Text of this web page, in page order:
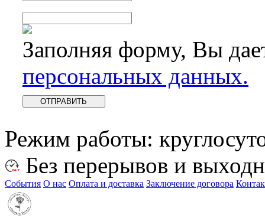
Заполняя форму, Вы
персональных данных.
Режим работы:
Без перерывов и
События О нас Оплата и доставка Заключение договора